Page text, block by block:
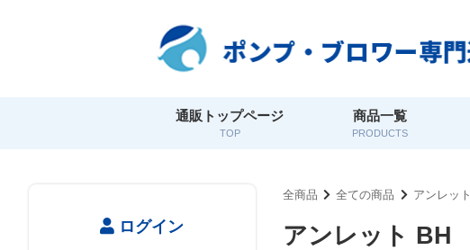
通販トップページ
TOP
商品一覧
PRODUCTS
全商品 全ての商品 アンレット
アンレット BH
ログイン